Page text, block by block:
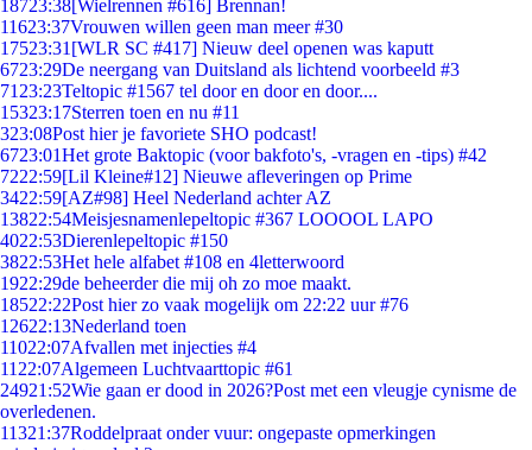
18723:38[Wielrennen #616] Brennan!
11623:37Vrouwen willen geen man meer #30
17523:31 [WLR SC #417] Nieuw deel openen was kaputt
6723:29De neergang van Duitsland als lichtend voorbeeld #3
71 23:23Teltopic #1567 tel door en door en door....
15323:17Sterren toen en nu #11
323:08Post hier je favoriete SHO podcast!
6723:01Het grote Baktopic (voor bakfoto's, -vragen en -tips) #42
7222:59[Lil Kleine#12] Nieuwe afleveringen op Prime
3422:59[AZ#98] Heel Nederland achter AZ
13822:54Meisjesnamenlepeltopic #367 LOOOOL LAPO
4022:53Dierenlepeltopic #150
3822:53Het hele alfabet #108 en 4letterwoord
1922:29de beheerder die mij oh zo moe maakt.
18522:22Post hier zo vaak mogelijk om 22:22 uur #76
12622:13Nederland toen
11022:07Afvallen met injecties #4
11 22:07Algemeen Luchtvaarttopic #61
24921:52Wie gaan er dood in 2026?Post met een vleugje cynisme de
overledenen.
11321:37Roddelpraat onder vuur: ongepaste opmerkingen